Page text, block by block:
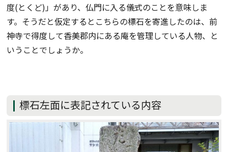
度(とくど)」があり、仏門に入る儀式のことを意味しま
す。そうだと仮定するとこちらの標石を寄進したのは、前
神寺で得度して香美郡内にある庵を管理している人物、と
いうことでしょうか。
標石左面に表記されている内容